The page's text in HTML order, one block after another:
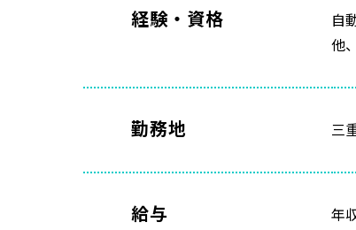
経験・資格
自
他
勤務地 三
給与 年